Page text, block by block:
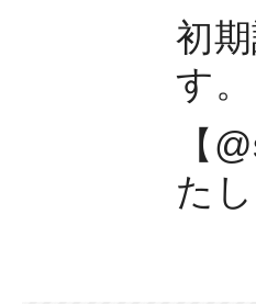
初
す。
【
たし